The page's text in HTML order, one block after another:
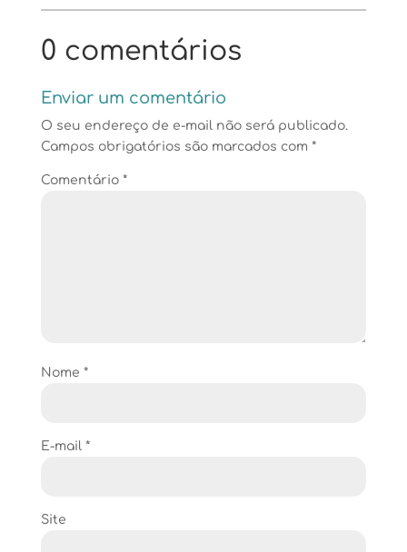
0 comentários
Enviar um comentário
O seu endereço de e-mail não será publicado.
Campos obrigatórios são marcados com *
Comentário *
Nome *
E-mail *
Site